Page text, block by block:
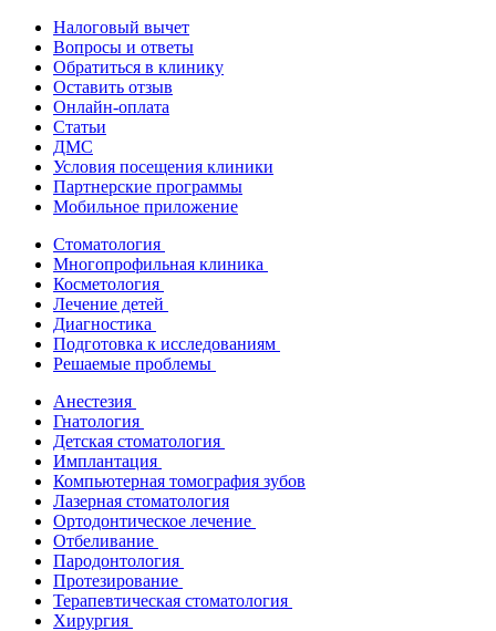
Налоговый вычет
Вопросы и ответы
Обратиться в клинику
Оставить отзыв
Онлайн-оплата
Статьи
ДМС
Условия посещения клиники
Партнерские программы
Мобильное приложение
Стоматология
Многопрофильная клиника
Косметология
Лечение детей
Диагностика
Подготовка к исследованиям
Решаемые проблемы
Анестезия
Гнатология
Детская стоматология
Имплантация
Компьютерная томография зубов
Лазерная стоматология
Ортодонтическое лечение
Отбеливание
Пародонтология
Протезирование
Терапевтическая стоматология
Хирургия